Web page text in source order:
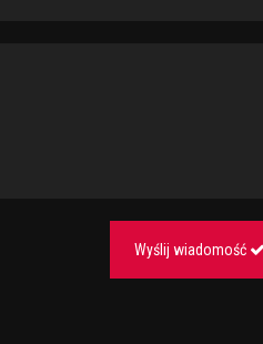
Wyślij wiadomość